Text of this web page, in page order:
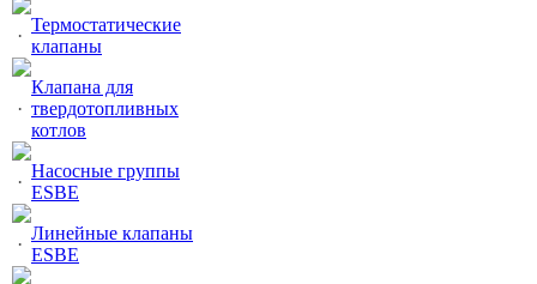
·
Термостатические
клапаны
·
Клапана для
твердотопливных
котлов
·
Насосные группы
ESBE
·
Линейные клапаны
ESBE